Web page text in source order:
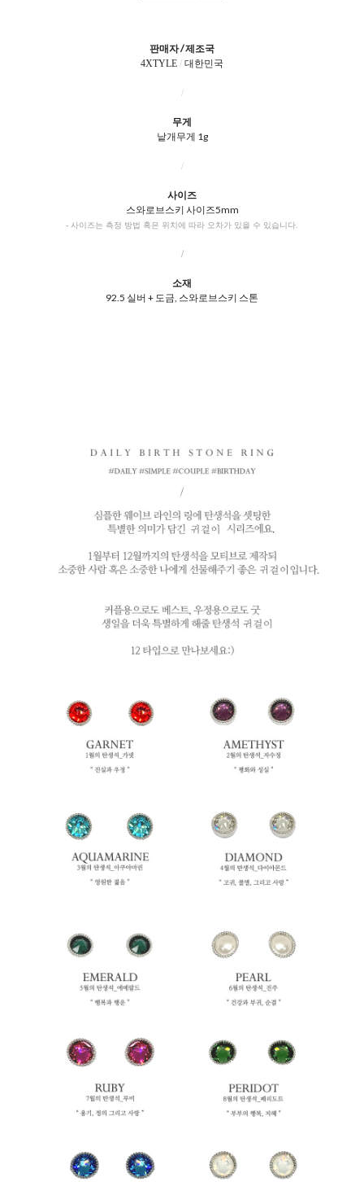
판매자 / 제조국
4XTYLE / 대한민국
/
무게
낱개무게 1g
/
사이즈
스와로브스키 사이즈5mm
- 사이즈는 측정 방법 혹은 위치에 따라 오차가 있을 수 있습니다.
/
소재
92.5 실버 + 도금, 스와로브스키 스톤